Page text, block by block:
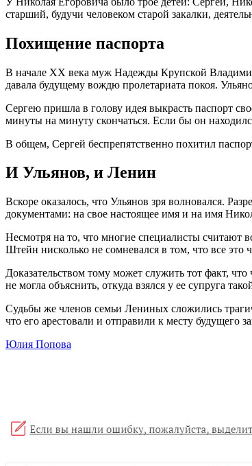
старший, будучи человеком старой закалки,
Похищение паспорта
В начале ХХ века муж Надежды Крупской
давала будущему вождю пролетариата покоя.
Сергею пришла в голову идея выкрасть паспорт
минуты на минуту скончаться. Если бы он
В общем, Сергей беспрепятственно похитил
И Ульянов, и Ленин
Вскоре оказалось, что Ульянов зря волновался.
документами: на свое настоящее имя и на имя
Несмотря на то, что многие специалисты
Штейн нисколько не сомневался в том, что все это
Доказательством тому может служить тот факт,
не могла объяснить, откуда взялся у ее супруга
Судьбы же членов семьи Лениных сложились
что его арестовали и отправили к месту будущего
Юлия Попова